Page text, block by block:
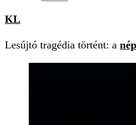
KL
Lesújtó tragédia történt: a